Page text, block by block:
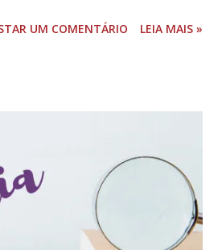
os anjos. Neste estudo
(ἄγγελος), possuindo o
frequentemente associemos o
desses seres, seu significado
à sua missão: transmitir
UM COMENTÁRIO LEIA MAIS »